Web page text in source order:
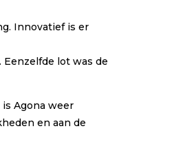
Innovatief is er
lot was de
Agona weer
en aan de